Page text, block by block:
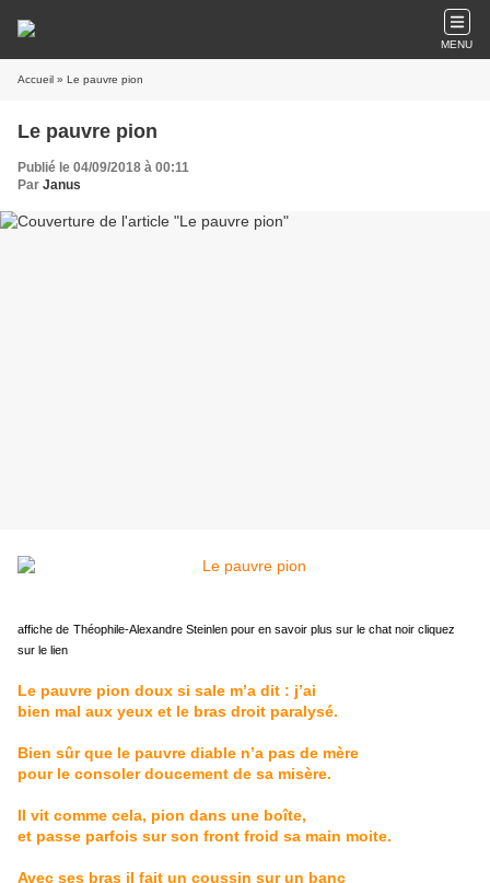
MENU
Accueil » Le pauvre pion
Le pauvre pion
Publié le 04/09/2018 à 00:11
Par Janus
affiche de Théophile-Alexandre Steinlen pour en savoir plus sur le chat noir cliquez
sur le lien
Le pauvre pion doux si sale m’a dit : j’ai
bien mal aux yeux et le bras droit paralysé.
Bien sûr que le pauvre diable n’a pas de mère
pour le consoler doucement de sa misère.
Il vit comme cela, pion dans une boîte,
et passe parfois sur son front froid sa main moite.
Avec ses bras il fait un coussin sur un banc